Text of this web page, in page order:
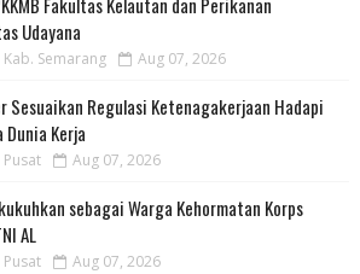
Udayana
Semarang Aug 07, 2026
Sesuaikan Regulasi Ketenagakerjaan Hadapi
Dunia Kerja
Aug 07, 2026
sebagai Warga Kehormatan Korps
AL
Aug 07, 2026